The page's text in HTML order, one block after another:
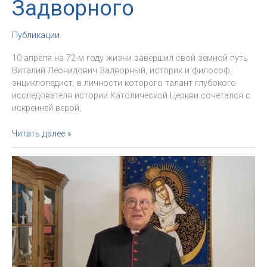
Задворного
Публикации
10 апреля на 72-м году жизни завершил свой земной путь
Виталий Леонидович Задворный, историк и философ,
энциклопедист, в личности которого талант глубокого
исследователя истории Католической Церкви сочетался с
искренней верой,
Памяти
Виталия
Задворного
Читать далее »